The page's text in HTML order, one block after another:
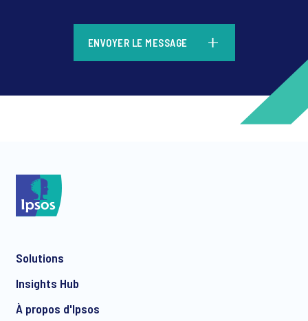
ENVOYER LE MESSAGE
Solutions
Insights Hub
À propos d'Ipsos